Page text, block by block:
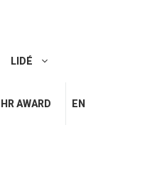
LIDÉ
HR AWARD EN